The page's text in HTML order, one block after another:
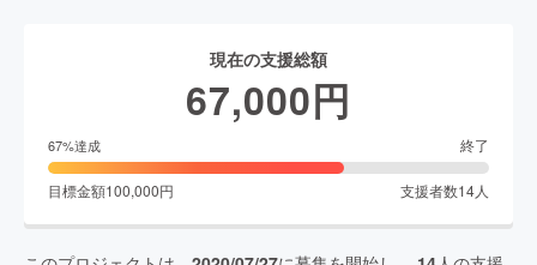
現在の支援総額
67,000円
67%達成 終了
目標金額100,000円 支援者数14人